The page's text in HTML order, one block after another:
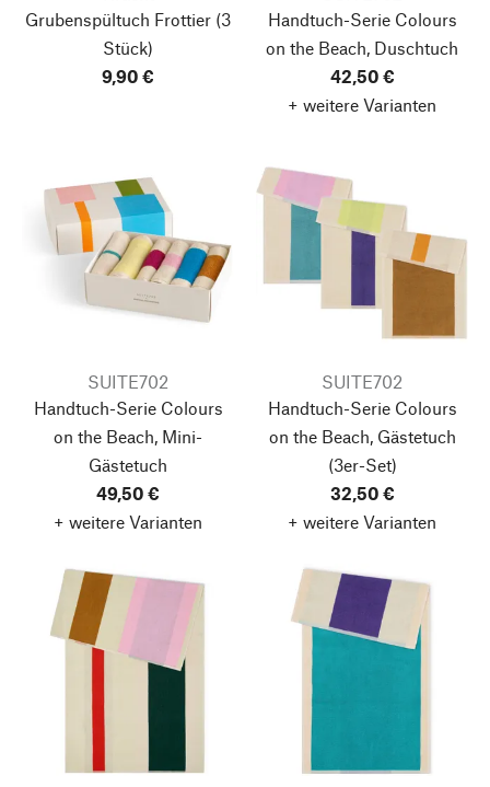
Grubenspültuch Frottier (3
Stück)
9,90 €
Handtuch-Serie Colours
on the Beach, Duschtuch
42,50 €
+ weitere Varianten
SUITE702
Handtuch-Serie Colours
on the Beach, Mini-
Gästetuch
49,50 €
+ weitere Varianten
SUITE702
Handtuch-Serie Colours
on the Beach, Gästetuch
(3er-Set)
32,50 €
+ weitere Varianten